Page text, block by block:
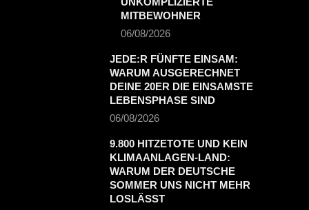
MITBEWOHNER
06/08/2026
JEDE:R FÜNFTE EINSAM:
WARUM AUSGERECHNET
DEINE 20ER DIE EINSAMSTE
LEBENSPHASE SIND
06/08/2026
9.800 HITZETOTE UND KEIN
KLIMAANLAGEN-LAND:
WARUM DER DEUTSCHE
SOMMER UNS NICHT MEHR
LOSLÄSST